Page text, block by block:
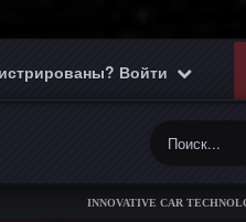
Войти
INNOVATIVE CAR TECHNOLOGIES: